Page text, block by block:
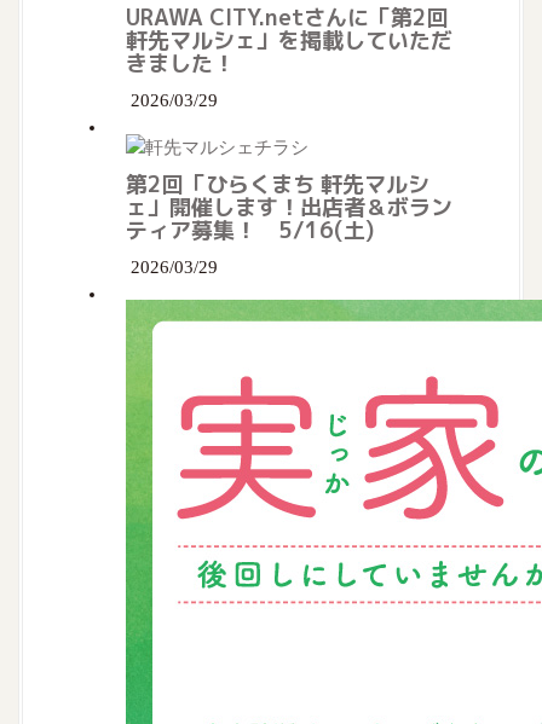
URAWA CITY.netさんに「第2回
軒先マルシェ」を掲載していただ
きました！
2026/03/29
第2回「ひらくまち 軒先マルシ
ェ」開催します！出店者＆ボラン
ティア募集！ 5/16(土)
2026/03/29